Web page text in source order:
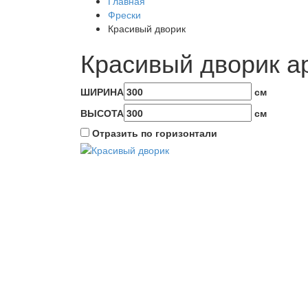
Фрески
Красивый дворик
Красивый дворик
ШИРИНА
см
ВЫСОТА
см
Отразить по горизонтали